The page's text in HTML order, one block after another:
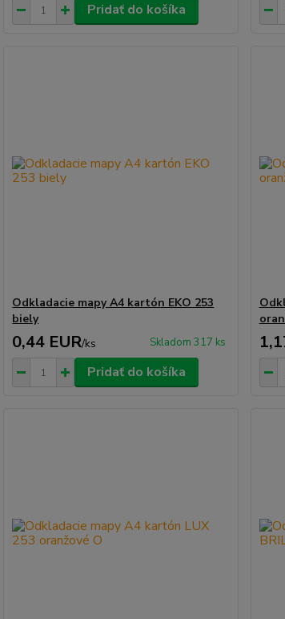
Pridať do košíka
Odkladacie mapy A4 kartón EKO 253
biely
0,44 EUR/ks Skladom 317 ks
Pridať do košíka